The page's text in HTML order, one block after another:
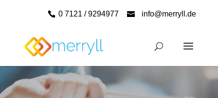
0 7121 / 9294977 info@merryll.de